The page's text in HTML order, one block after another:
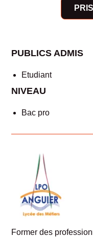
PUBLICS ADMIS
Etudiant
NIVEAU
Bac pro
Former des